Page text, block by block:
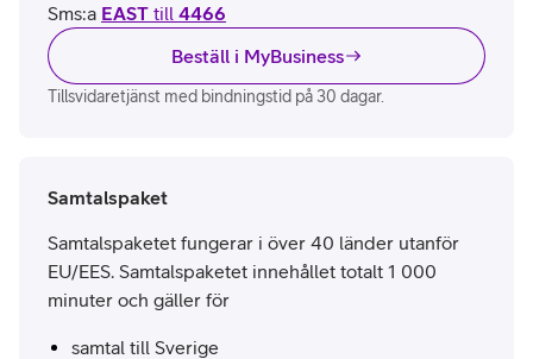
Sms:a EAST till 4466
Beställ i MyBusiness
Tillsvidaretjänst med bindningstid på 30 dagar.
Samtalspaket
Samtalspaketet fungerar i över 40 länder utanför
EU/EES. Samtalspaketet innehållet totalt 1 000
minuter och gäller för
samtal till Sverige